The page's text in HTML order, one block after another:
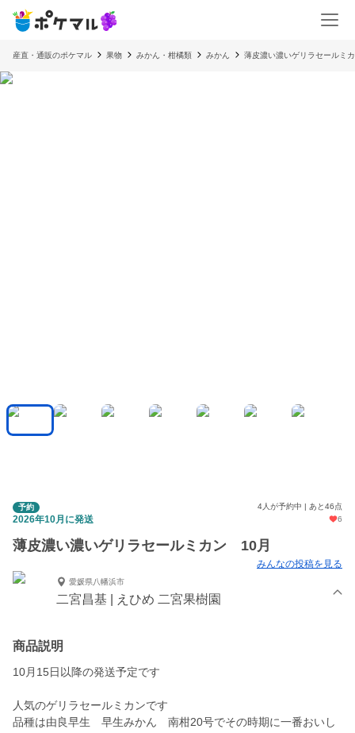
産直・通販のポケマル 果物 みかん・柑橘類 みかん 薄皮濃い濃いゲリラセールミ
予約 4人が予約中 | あと46点
2026年10月に発送 6
薄皮濃い濃いゲリラセールミカン 10月
みんなの投稿を見る
愛媛県八幡浜市
二宮昌基 | えひめ 二宮果樹園
商品説明
10月15日以降の発送予定です
人気のゲリラセールミカンです
品種は由良早生 早生みかん 南柑20号でその時期に一番おいし